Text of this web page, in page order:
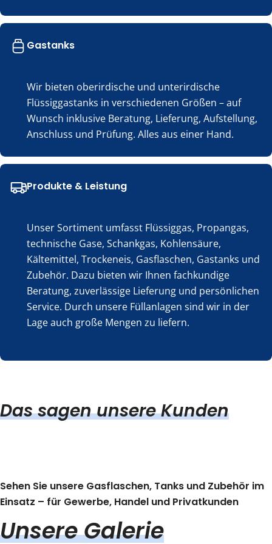
Gastanks
Wir bieten oberirdische und unterirdische
Flüssiggastanks in verschiedenen Größen – auf
Wunsch inklusive Beratung, Lieferung, Aufstellung,
Anschluss und Prüfung. Alles aus einer Hand.
Produkte & Leistung
Unser Sortiment umfasst Flüssiggas, Propangas,
technische Gase, Schankgas, Kohlensäure,
Kältemittel, Trockeneis, Gasflaschen, Gastanks und
Zubehör. Dazu bieten wir Ihnen fachkundige
Beratung, zuverlässige Lieferung und persönlichen
Service. Durch unsere Füllanlagen sind wir in der
Lage auch große Mengen zu liefern.
Das sagen unsere Kunden
Sehen Sie unsere Gasflaschen, Tanks und Zubehör im
Einsatz – für Gewerbe, Handel und Privatkunden
Unsere Galerie